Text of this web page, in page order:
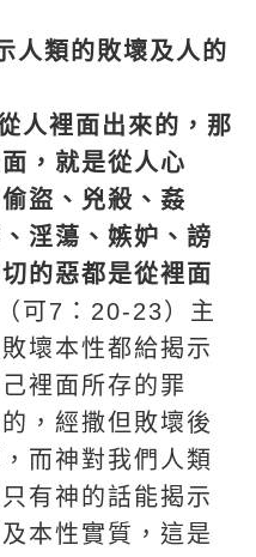
人類的敗壞及人的
人裡面出來的，那
，就是從人心
盜、兇殺、姦
淫蕩、嫉妒、謗
的惡都是從裡面
可7：20-23）主
壞本性都給揭示
裡面所存的罪
，經撒但敗壞後
而神對我們人類
有神的話能揭示
本性實質，這是